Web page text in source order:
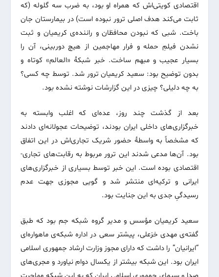
اقتصادی کویتی‌اش که همراه او بود، به ضرب سه گلوله (که
ثابت می‌کند هدف اصلی ترور نبوده است) در بیمارستان جان
باخت. شبی که نبودن محافظان و راننده‌ی کریمیان و ثبت
نشدن فیلمِ حمله و فرار مهاجمین از هیچ دوربینی، آن را
بسیار عجیب و مبهم ساخت. خبر شبکۀ «العالم» کوتاه و
بدون توضیح بود: سعید کریمیان ترور شد. توسط چه کسی؟
به چه دلیلی؟ چیزی در این گزارشات نوشته نشده بود.
بعد از گذشت چند روز، عده‌ای که اغلب وابسته به
خبرگزاری‌های داخلی ایران بودند، توضیحات عجولانه‌ای دادند
که مشخصاً به واسطۀ حضور شریک تجاری‌اش در این اتفاق
بود. آن‌ها مدعی شدند این ترور مربوط به رقابت‌های تجاری-
اقتصادی بوده است. این خبر توسط بسیاری از خبرگزاری‌های
ایرانی و ترکیه‌ای منتشر شد و گویی مجوزی جهت عدم
رسیدگیِ جدی به این جنایت بود.
سعید کریمیان مؤسس و مدیر گروه شبکه جم بود که طبق
گفته‌ی مهدی خزعلی، پیشتر سعی در اداره شبکه‌ی ماهواره‌ای
“ایرانیان” را داشت که دارای مجوز وزارت ارشاد جمهوری اسلامی
ایران بود. این شبکه بیشتر از یکسال دوام نیاورد و مجری‌های